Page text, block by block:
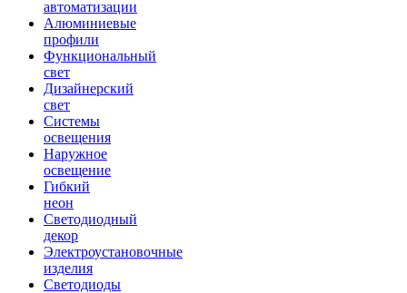
автоматизации
Алюминиевые
профили
Функциональный
свет
Дизайнерский
свет
Системы
освещения
Наружное
освещение
Гибкий
неон
Светодиодный
декор
Электроустановочные
изделия
Светодиоды